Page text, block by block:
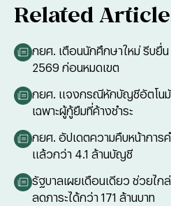
Related
กยศ. เตือนนักศึกษาใหม่ รีบยื่
2569 ก่อนหมดเขต
กยศ. แจงกรณีหักบัญชีอัตโนมั
เฉพาะผู้กู้ยืมที่ค้างชำระ
กยศ. อัปเดตความคืบหน้ากา
แล้วกว่า 4.1 ล้านบัญชี
รัฐบาลเผยเดือนเดียว ช่วยไก
ลดภาระได้กว่า 171 ล้านบาท